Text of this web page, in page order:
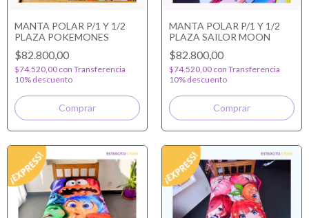
MANTA POLAR P/1 Y 1/2
PLAZA POKEMONES
$82.800,00
$74.520,00 con Transferencia
10% descuento
MANTA POLAR P/1 Y 1/2
PLAZA SAILOR MOON
$82.800,00
$74.520,00 con Transferencia
10% descuento